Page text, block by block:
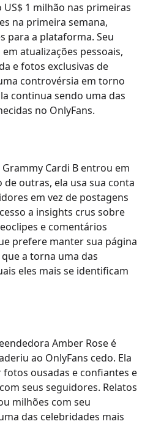
1 milhão nas primeiras
na primeira semana,
para a plataforma. Seu
atualizações pessoais,
e fotos exclusivas de
controvérsia em torno
continua sendo uma das
no OnlyFans.
Cardi B entrou em
outras, ela usa sua conta
em vez de postagens
a insights crus sobre
e comentários
prefere manter sua página
a torna uma das
eles mais se identificam
Amber Rose é
ao OnlyFans cedo. Ela
ousadas e confiantes e
seus seguidores. Relatos
milhões com seu
das celebridades mais